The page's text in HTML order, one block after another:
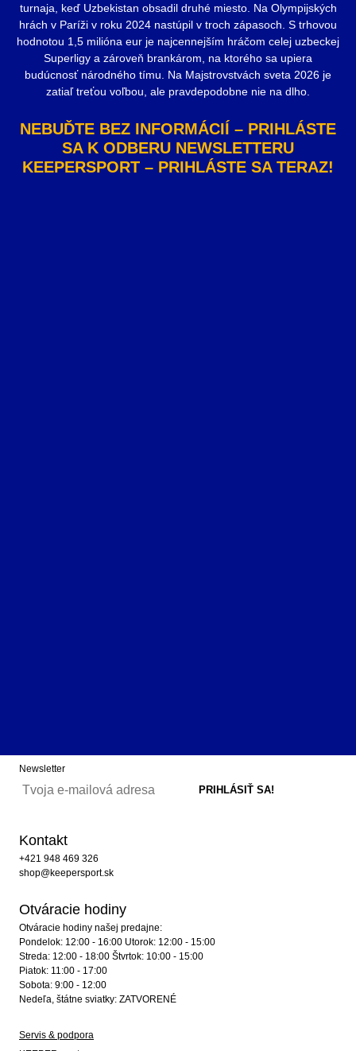
turnaja, keď Uzbekistan obsadil druhé miesto. Na Olympijských
hrách v Paríži v roku 2024 nastúpil v troch zápasoch. S trhovou
hodnotou 1,5 milióna eur je najcennejším hráčom celej uzbeckej
Superligy a zároveň brankárom, na ktorého sa upiera
budúcnosť národného tímu. Na Majstrovstvách sveta 2026 je
zatiaľ treťou voľbou, ale pravdepodobne nie na dlho.
NEBUĎTE BEZ INFORMÁCIÍ – PRIHLÁSTE
SA K ODBERU NEWSLETTERU
KEEPERSPORT – PRIHLÁSTE SA TERAZ!
Newsletter
Kontakt
+421 948 469 326
shop@keepersport.sk
Otváracie hodiny
Otváracie hodiny našej predajne:
Pondelok: 12:00 - 16:00 Utorok: 12:00 - 15:00
Streda: 12:00 - 18:00 Štvrtok: 10:00 - 15:00
Piatok: 11:00 - 17:00
Sobota: 9:00 - 12:00
Nedeľa, štátne sviatky: ZATVORENÉ
Servis & podpora